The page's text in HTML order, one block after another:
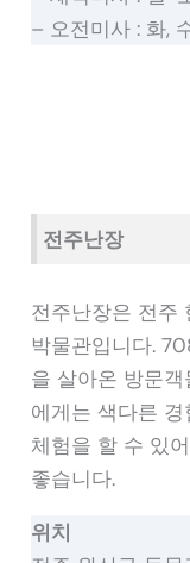
– 오전미사 : 화,
전주난장
전주난장은 전주
박물관입니다.
을 살아온 방문
에게는 색다른
체험을 할 수 있
좋습니다.
위치